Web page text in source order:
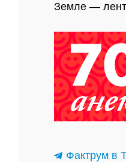
Земле —
Фактрум в